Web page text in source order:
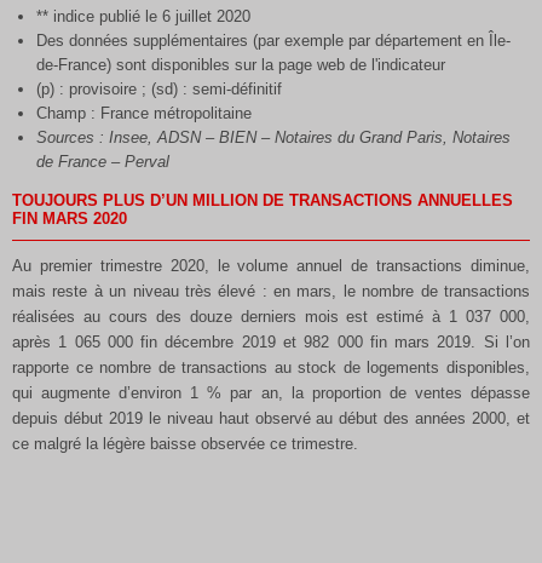
** indice publié le 6 juillet 2020
Des données supplémentaires (par exemple par département en Île-
de-France) sont disponibles sur la page web de l'indicateur
(p) : provisoire ; (sd) : semi-définitif
Champ : France métropolitaine
Sources : Insee, ADSN – BIEN – Notaires du Grand Paris, Notaires
de France – Perval
TOUJOURS PLUS D’UN MILLION DE TRANSACTIONS ANNUELLES
FIN MARS 2020
Au premier trimestre 2020, le volume annuel de transactions diminue,
mais reste à un niveau très élevé : en mars, le nombre de transactions
réalisées au cours des douze derniers mois est estimé à 1 037 000,
après 1 065 000 fin décembre 2019 et 982 000 fin mars 2019. Si l’on
rapporte ce nombre de transactions au stock de logements disponibles,
qui augmente d’environ 1 % par an, la proportion de ventes dépasse
depuis début 2019 le niveau haut observé au début des années 2000, et
ce malgré la légère baisse observée ce trimestre.